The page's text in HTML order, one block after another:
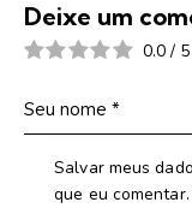
Deixe um
0.0 / 5
Salvar meus
que eu comentar.